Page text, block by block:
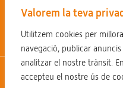
Valorem la teva
Utilitzem cookies per
navegació, publicar
analitzar el nostre trànsit.
accepteu el nostre ús de
Avís legal Política de